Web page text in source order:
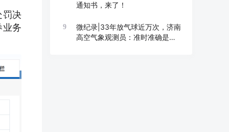
罚决
业务
通知书，来了！
9
微纪录|33年放气球近万次，济南
高空气象观测员：准时准确是底